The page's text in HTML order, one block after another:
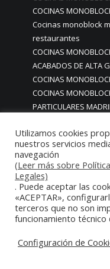
COCINAS
Cocinas monoblock
restaurantes
COCINAS
ACABADOS DE ALTA
COCINAS
COCINAS
PARTICULARES
COCINAS
Cocinas monoblock
COCINAS
PERSONALIZADAS
COCINAS
MADRIDD
Cocinas para chef
cocinas para
Utilizamos cookies
nuestros servicios
navegación
(Leer más sobre
Legales)
. Puede aceptar las
«ACEPTAR»,
terceros que no son
funcionamiento técnico
Configuración de